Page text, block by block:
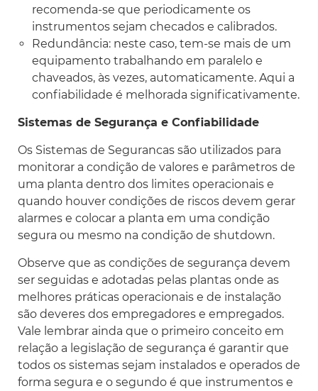
recomenda-se que periodicamente os
instrumentos sejam checados e calibrados.
Redundância: neste caso, tem-se mais de um
equipamento trabalhando em paralelo e
chaveados, às vezes, automaticamente. Aqui a
confiabilidade é melhorada significativamente.
Sistemas de Segurança e Confiabilidade
Os Sistemas de Segurancas são utilizados para
monitorar a condição de valores e parâmetros de
uma planta dentro dos limites operacionais e
quando houver condições de riscos devem gerar
alarmes e colocar a planta em uma condição
segura ou mesmo na condição de shutdown.
Observe que as condições de segurança devem
ser seguidas e adotadas pelas plantas onde as
melhores práticas operacionais e de instalação
são deveres dos empregadores e empregados.
Vale lembrar ainda que o primeiro conceito em
relação a legislação de segurança é garantir que
todos os sistemas sejam instalados e operados de
forma segura e o segundo é que instrumentos e